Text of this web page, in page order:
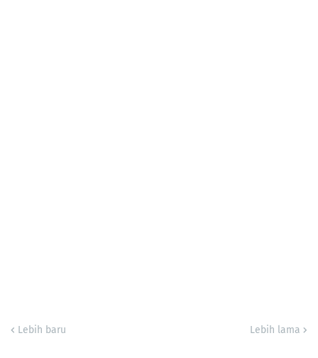
Lebih baru Lebih lama